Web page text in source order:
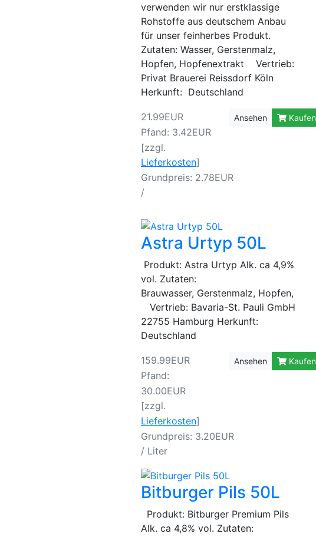
verwenden wir nur erstklassige
Rohstoffe aus deutschem Anbau
für unser feinherbes Produkt.
Zutaten: Wasser, Gerstenmalz,
Hopfen, Hopfenextrakt Vertrieb:
Privat Brauerei Reissdorf Köln
Herkunft: Deutschland
21.99EUR
Pfand: 3.42EUR
[zzgl.
Lieferkosten]
Grundpreis: 2.78EUR
/
Ansehen Kaufen
Astra Urtyp 50L
Produkt: Astra Urtyp Alk. ca 4,9%
vol. Zutaten:
Brauwasser, Gerstenmalz, Hopfen,
Vertrieb: Bavaria-St. Pauli GmbH
22755 Hamburg Herkunft:
Deutschland
159.99EUR
Pfand:
30.00EUR
[zzgl.
Lieferkosten]
Grundpreis: 3.20EUR
/ Liter
Ansehen Kaufen
Bitburger Pils 50L
Produkt: Bitburger Premium Pils
Alk. ca 4,8% vol. Zutaten: